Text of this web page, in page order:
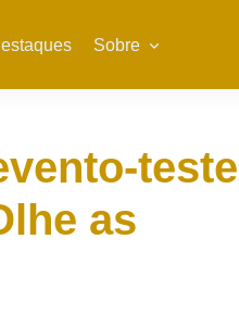
Sobre
teste
as